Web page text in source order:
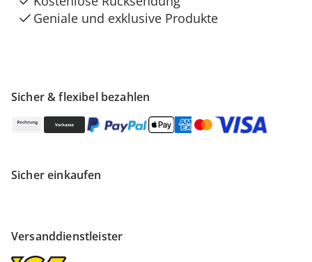
Sicher & flexibel bezahlen
Sicher einkaufen
Versanddienstleister
Geniale und exklusive Produkte